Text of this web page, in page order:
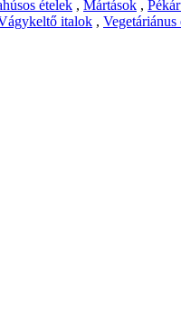
ételek , Mártások ,
italok , Vegetáriánus